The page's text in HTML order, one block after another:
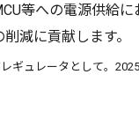
等への電源供給に
減に貢献します。
ギュレータとして。